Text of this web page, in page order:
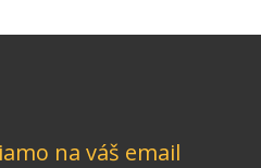
na váš email